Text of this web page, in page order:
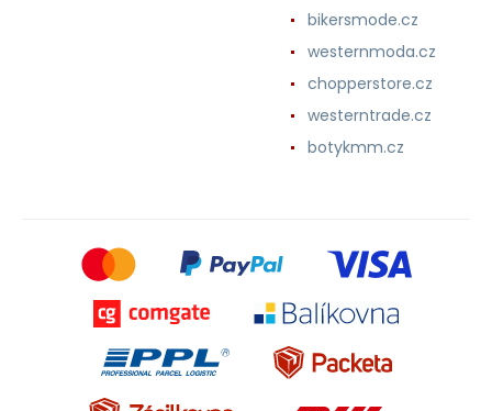
bikersmode.cz
westernmoda.cz
chopperstore.cz
westerntrade.cz
botykmm.cz